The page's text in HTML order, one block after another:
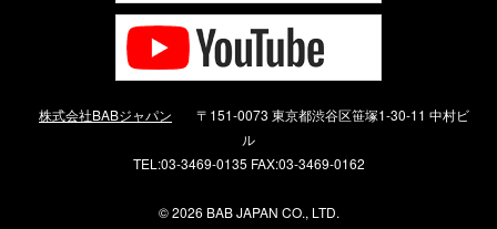
株式会社BABジャパン
〒151-0073 東京都渋谷区笹塚1-30-11 中村ビ
ル
TEL:03-3469-0135 FAX:03-3469-0162
©2026 BAB JAPAN CO., LTD.